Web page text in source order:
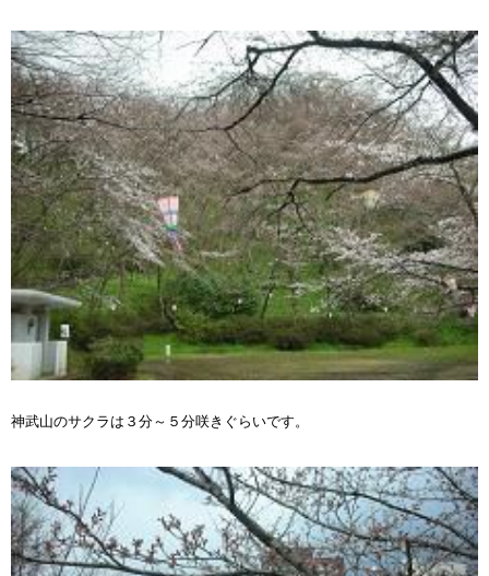
神武山のサクラは３分～５分咲きぐらいです。